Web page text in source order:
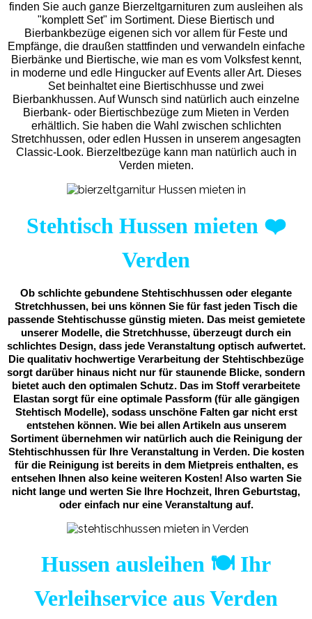
finden Sie auch ganze Bierzeltgarnituren zum ausleihen als
"komplett Set" im Sortiment. Diese Biertisch und
Bierbankbezüge eigenen sich vor allem für Feste und
Empfänge, die draußen stattfinden und verwandeln einfache
Bierbänke und Biertische, wie man es vom Volksfest kennt,
in moderne und edle Hingucker auf Events aller Art. Dieses
Set beinhaltet eine Biertischhusse und zwei
Bierbankhussen. Auf Wunsch sind natürlich auch einzelne
Bierbank- oder Biertischbezüge zum Mieten in Verden
erhältlich. Sie haben die Wahl zwischen schlichten
Stretchhussen, oder edlen Hussen in unserem angesagten
Classic-Look. Bierzeltbezüge kann man natürlich auch in
Verden mieten.
Stehtisch Hussen mieten ❤️
Verden
Ob schlichte gebundene Stehtischhussen oder elegante
Stretchhussen, bei uns können Sie für fast jeden Tisch die
passende Stehtischusse günstig mieten. Das meist gemietete
unserer Modelle, die Stretchhusse, überzeugt durch ein
schlichtes Design, dass jede Veranstaltung optisch aufwertet.
Die qualitativ hochwertige Verarbeitung der Stehtischbezüge
sorgt darüber hinaus nicht nur für staunende Blicke, sondern
bietet auch den optimalen Schutz. Das im Stoff verarbeitete
Elastan sorgt für eine optimale Passform (für alle gängigen
Stehtisch Modelle), sodass unschöne Falten gar nicht erst
entstehen können. Wie bei allen Artikeln aus unserem
Sortiment übernehmen wir natürlich auch die Reinigung der
Stehtischhussen für Ihre Veranstaltung in Verden. Die kosten
für die Reinigung ist bereits in dem Mietpreis enthalten, es
entsehen Ihnen also keine weiteren Kosten! Also warten Sie
nicht lange und werten Sie Ihre Hochzeit, Ihren Geburtstag,
oder einfach nur eine Veranstaltung auf.
Hussen ausleihen 🍽️ Ihr
Verleihservice aus Verden